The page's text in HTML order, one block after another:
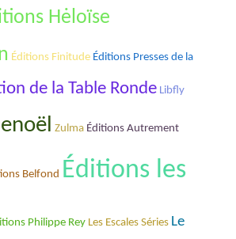
Hėloïse
Éditions Finitude Éditions Presses de la
de la Table Ronde Libfly
Zulma Éditions Autrement
Belfond Éditions les
Philippe Rey Les Escales Séries Le